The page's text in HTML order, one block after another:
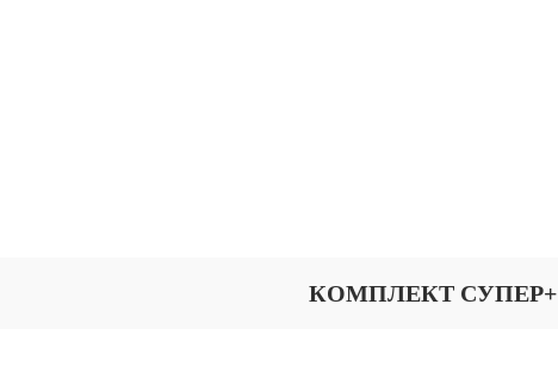
КОМПЛЕКТ СУПЕР+